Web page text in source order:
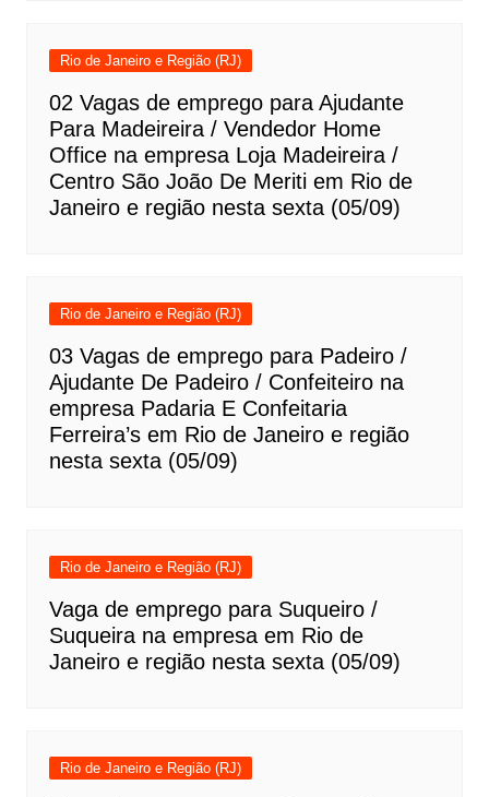
Rio de Janeiro e Região (RJ)
02 Vagas de emprego para Ajudante
Para Madeireira / Vendedor Home
Office na empresa Loja Madeireira /
Centro São João De Meriti em Rio de
Janeiro e região nesta sexta (05/09)
Rio de Janeiro e Região (RJ)
03 Vagas de emprego para Padeiro /
Ajudante De Padeiro / Confeiteiro na
empresa Padaria E Confeitaria
Ferreira’s em Rio de Janeiro e região
nesta sexta (05/09)
Rio de Janeiro e Região (RJ)
Vaga de emprego para Suqueiro /
Suqueira na empresa em Rio de
Janeiro e região nesta sexta (05/09)
Rio de Janeiro e Região (RJ)